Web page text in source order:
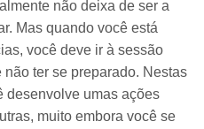
não deixa de ser a
Mas quando você está
você deve ir à sessão
ter se preparado. Nestas
desenvolve umas ações
muito embora você se